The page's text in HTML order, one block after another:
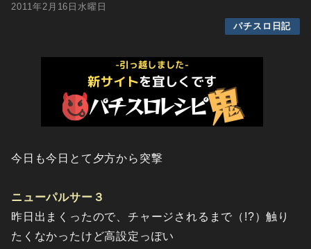
2011年2月16日水曜日
パチスロ日記
今日も今日とて夕方から突撃
ニューパルサー３
昨日出まくったので、チャージされるまで（!?）触り
たくなかったけど高設定っぽい